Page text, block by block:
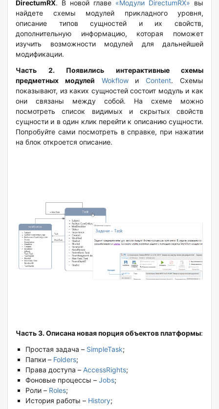
DirectumRX. В новой главе «Модули DirectumRX» вы
найдете схемы модулей прикладного уровня,
описание типов сущностей и их свойств,
дополнительную информацию, которая поможет
изучить возможности модулей для дальнейшей
модификации.
Часть 2. Появились интерактивные схемы
предметных модулей
Wokflowи Content. Схемы
показывают, из каких сущностей состоит модуль и как
они связаны между собой. На схеме можно
посмотреть список видимых и скрытых свойств
сущности и в один клик перейти к описанию сущности.
Попробуйте сами посмотреть в справке, при нажатии
на блок откроется описание.
Часть 3. Описана новая порция объектов платформы:
Простая задача – SimpleTask;
Папки – Folders;
Права доступа – AccessRights;
Фоновые процессы – Jobs;
Роли – Roles;
История работы – History;